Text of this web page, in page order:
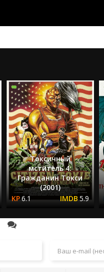
Токсичный
мститель 4:
Гражданин Токси
(2001)
6.1
5.9